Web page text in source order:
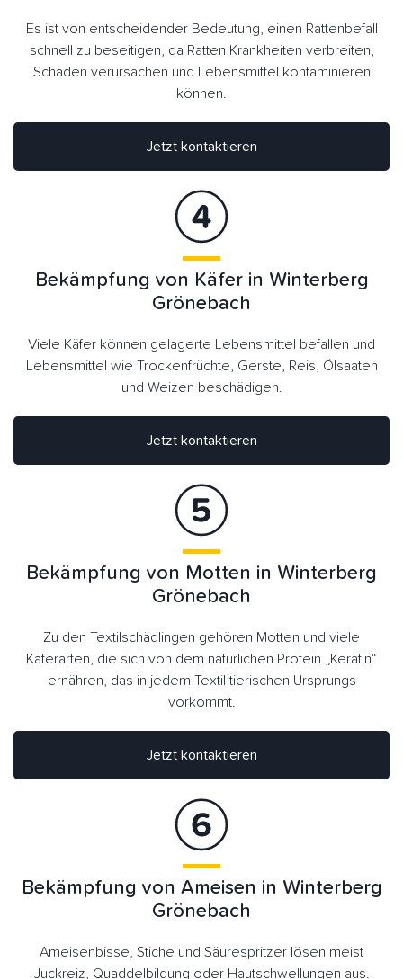
Es ist von entscheidender Bedeutung, einen Rattenbefall
schnell zu beseitigen, da Ratten Krankheiten verbreiten,
Schäden verursachen und Lebensmittel kontaminieren
können.
Jetzt kontaktieren
Jetzt kontaktieren
Bekämpfung von Käfer in Winterberg
Grönebach
Viele Käfer können gelagerte Lebensmittel befallen und
Lebensmittel wie Trockenfrüchte, Gerste, Reis, Ölsaaten
und Weizen beschädigen.
Bekämpfung von Motten in Winterberg
Grönebach
Zu den Textilschädlingen gehören Motten und viele
Käferarten, die sich von dem natürlichen Protein „Keratin“
ernähren, das in jedem Textil tierischen Ursprungs
vorkommt.
Jetzt kontaktieren
Bekämpfung von Ameisen in Winterberg
Grönebach
Ameisenbisse, Stiche und Säurespritzer lösen meist
Juckreiz, Quaddelbildung oder Hautschwellungen aus.